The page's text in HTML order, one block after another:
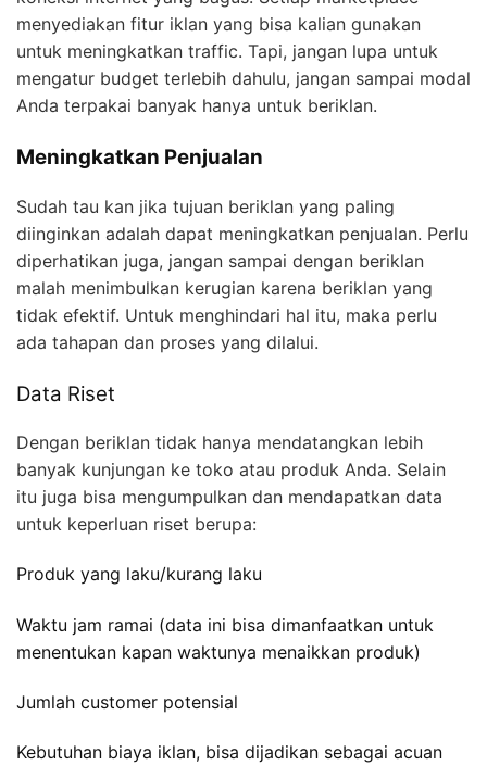
menyediakan fitur iklan yang bisa kalian gunakan
untuk meningkatkan traffic. Tapi, jangan lupa untuk
mengatur budget terlebih dahulu, jangan sampai modal
Anda terpakai banyak hanya untuk beriklan.
Meningkatkan Penjualan
Sudah tau kan jika tujuan beriklan yang paling
diinginkan adalah dapat meningkatkan penjualan. Perlu
diperhatikan juga, jangan sampai dengan beriklan
malah menimbulkan kerugian karena beriklan yang
tidak efektif. Untuk menghindari hal itu, maka perlu
ada tahapan dan proses yang dilalui.
Data Riset
Dengan beriklan tidak hanya mendatangkan lebih
banyak kunjungan ke toko atau produk Anda. Selain
itu juga bisa mengumpulkan dan mendapatkan data
untuk keperluan riset berupa:
Produk yang laku/kurang laku
Waktu jam ramai (data ini bisa dimanfaatkan untuk
menentukan kapan waktunya menaikkan produk)
Jumlah customer potensial
Kebutuhan biaya iklan, bisa dijadikan sebagai acuan